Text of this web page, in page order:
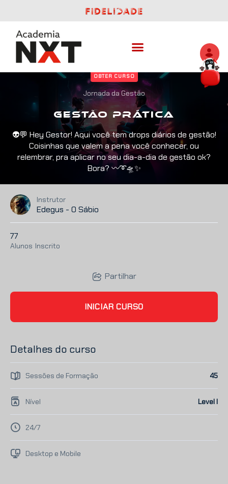
Jornada da Gestão
OBTER CURSO
Gestão Prática
👽💬 Hey Gestor! Aqui você tem drops diários de gestão!
Coisinhas que valem a pena você conhecer, ou
relembrar, pra aplicar no seu dia-a-dia de gestão ok?
Bora? 〰️➰🛸✨
Instrutor
Edegus - O Sábio
77
Alunos Inscrito
Partilhar
INICIAR CURSO
Detalhes do curso
Sessões de Formação 45
Nível Level I
24/7
Desktop e Mobile